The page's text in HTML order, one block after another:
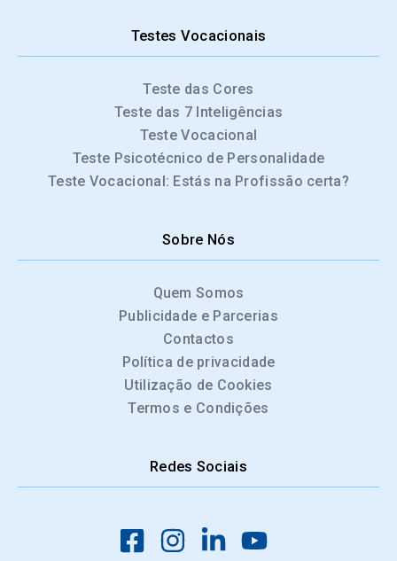
Testes Vocacionais
Teste das Cores
Teste das 7 Inteligências
Teste Vocacional
Teste Psicotécnico de Personalidade
Teste Vocacional: Estás na Profissão certa?
Sobre Nós
Quem Somos
Publicidade e Parcerias
Contactos
Política de privacidade
Utilização de Cookies
Termos e Condições
Redes Sociais